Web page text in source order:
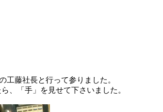
工藤社長と行って参りました。
、「手」を見せて下さいました。